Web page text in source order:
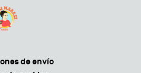
de envío